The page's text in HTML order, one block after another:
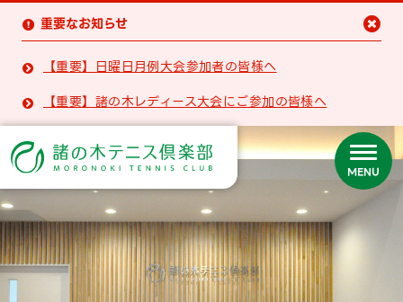
 重要なお知らせ
 【重要】日曜日月例大会参加者の皆様へ
 【重要】諸の木レディース大会にご参加の皆様へ

MENU